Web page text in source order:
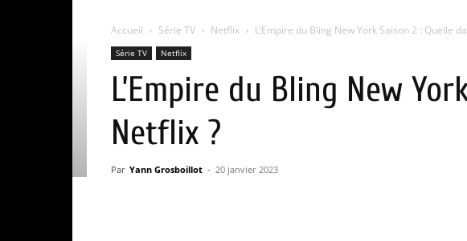
Accueil Série TV Netflix L’Empire du Bling New York Saison 2 : Quelle
Série TV Netflix
L’Empire du Bling New
Netflix ?
Par Yann Grosboillot - 20 janvier 2023